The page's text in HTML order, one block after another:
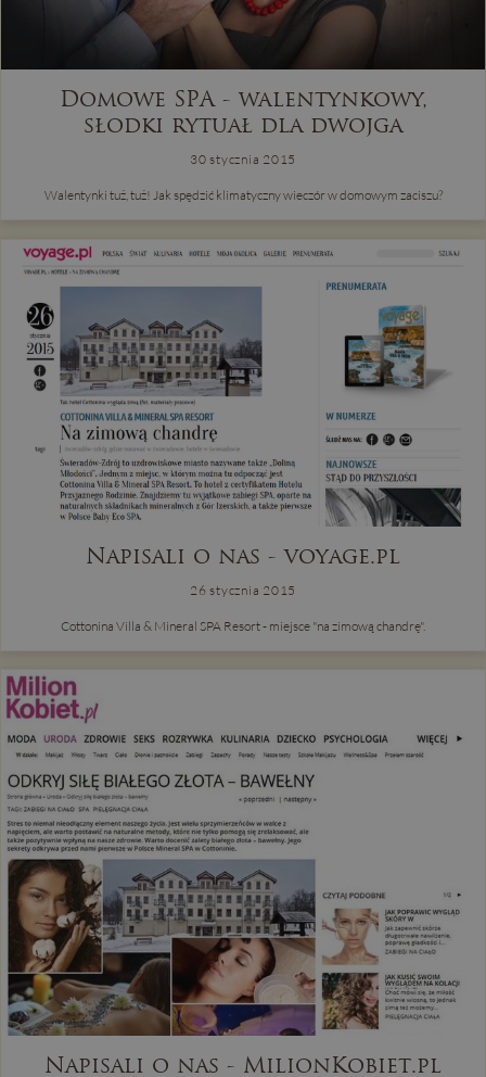
Domowe SPA - walentynkowy,
słodki rytuał dla dwojga
30 stycznia 2015
Walentynki tuż, tuż! Jak spędzić klimatyczny wieczór w domowym zaciszu?
Napisali o nas - voyage.pl
26 stycznia 2015
Cottonina Villa & Mineral SPA Resort - miejsce "na zimową chandrę".
Napisali o nas - MilionKobiet.pl